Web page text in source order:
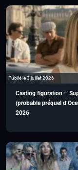
Publié le 3 juillet 2026
Casting figuration –
(probable préquel
2026